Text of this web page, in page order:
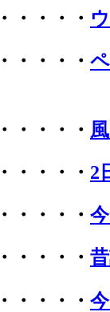
・・・・
・・・・
・・・・
・・・・ 2
・・・・
・・・・
・・・・